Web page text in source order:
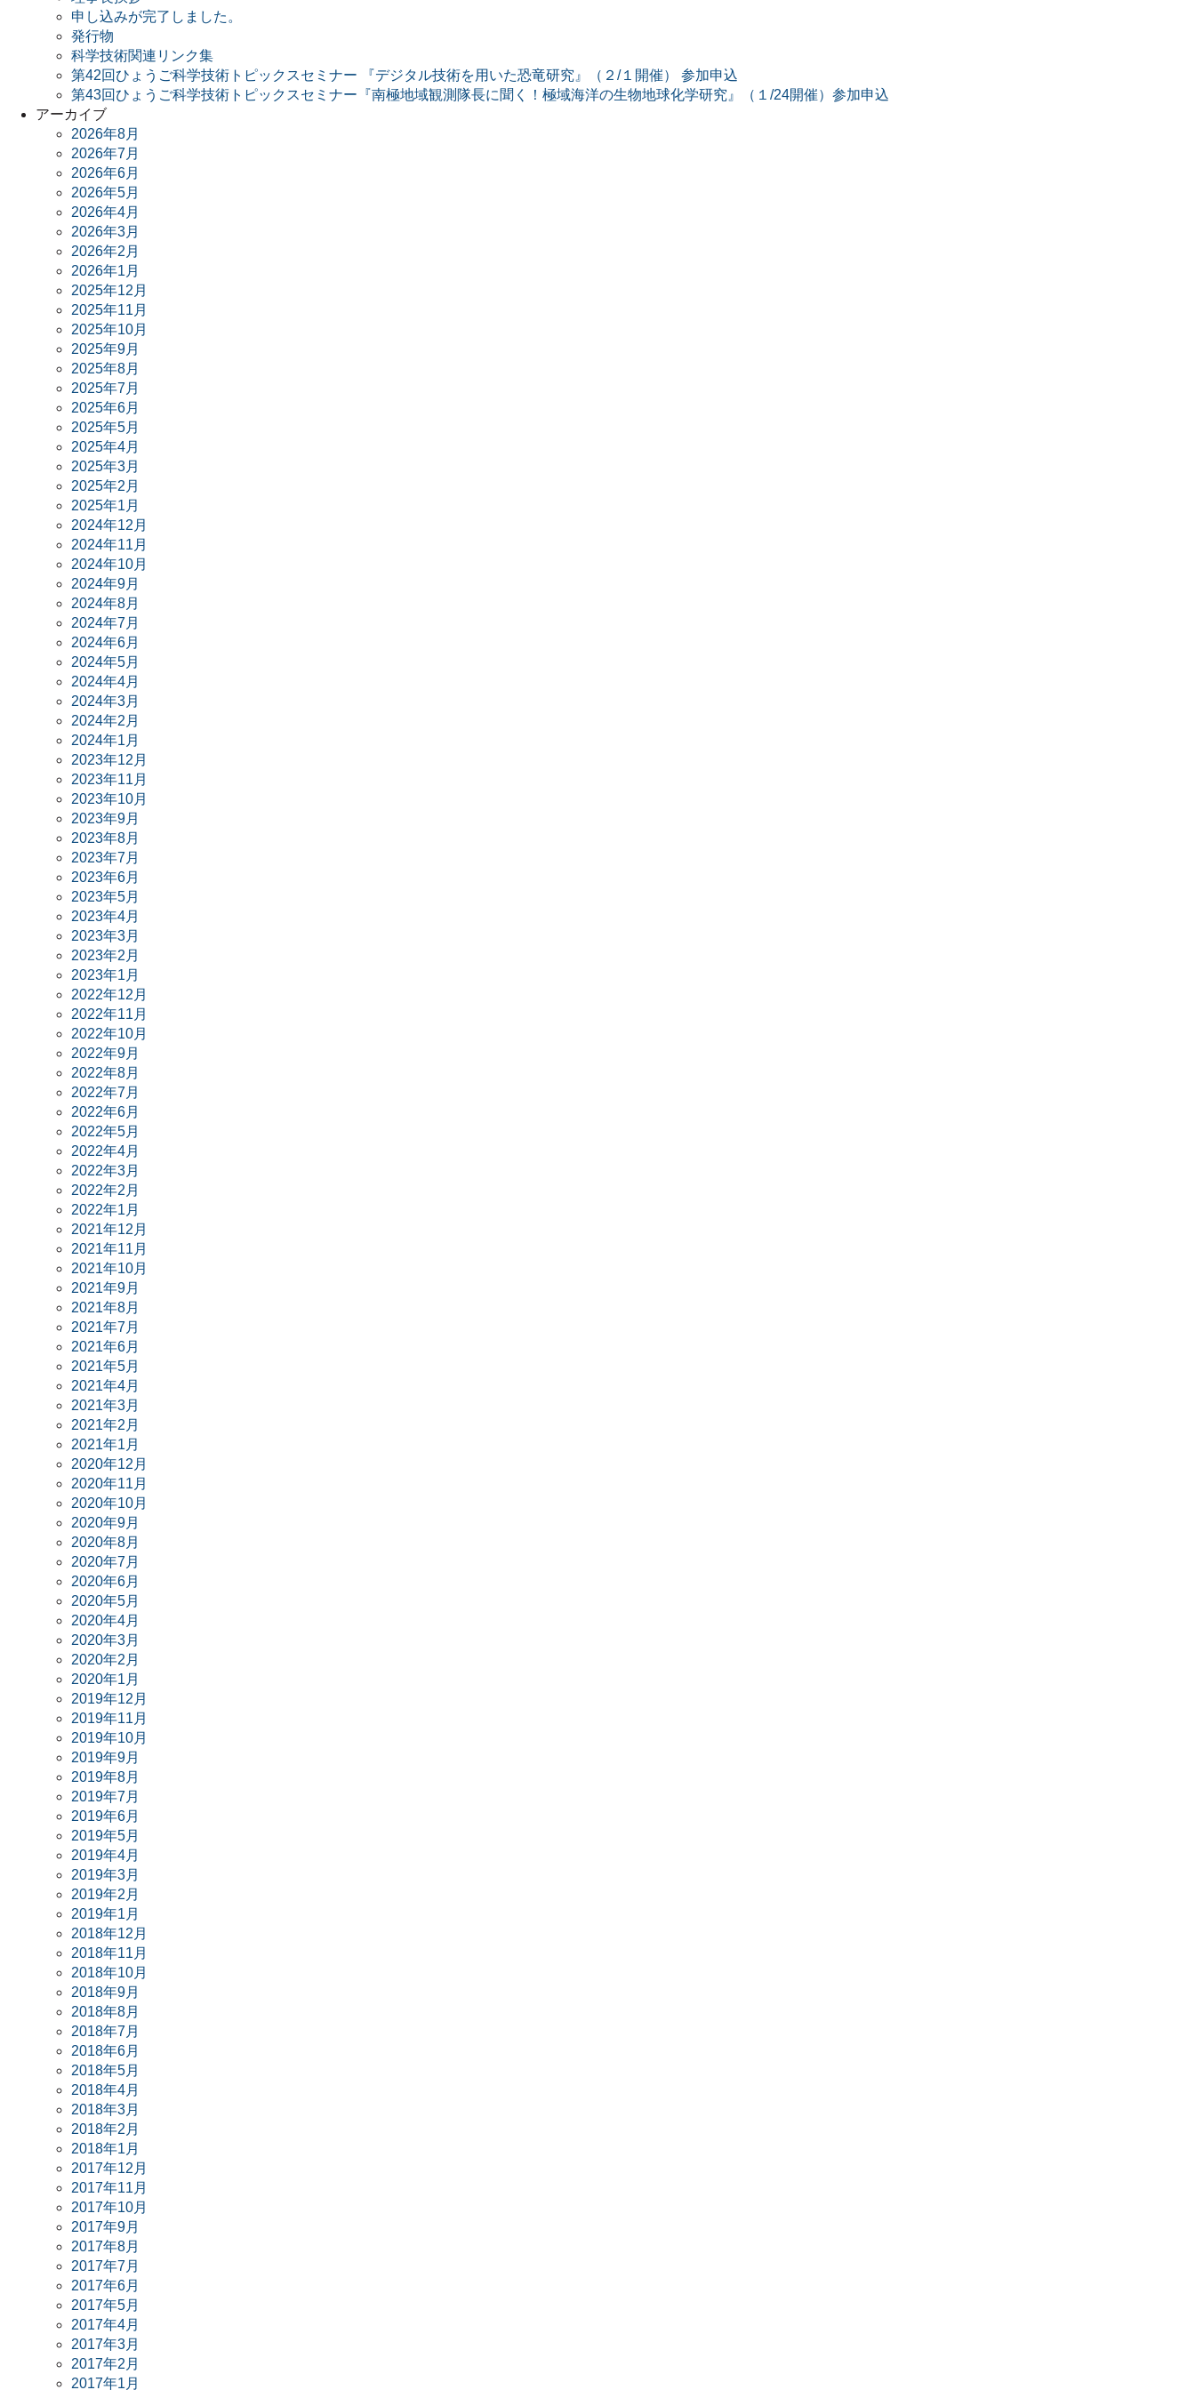
申し込みが完了しました。
発行物
科学技術関連リンク集
第42回ひょうご科学技術トピックスセミナー 『デジタル技術を用いた恐竜研究』（２/１開催） 参加申込
第43回ひょうご科学技術トピックスセミナー『南極地域観測隊長に聞く！極域海洋の生物地球化学研究』（１/24開催）参加申込
アーカイブ
2026年8月
2026年7月
2026年6月
2026年5月
2026年4月
2026年3月
2026年2月
2026年1月
2025年12月
2025年11月
2025年10月
2025年9月
2025年8月
2025年7月
2025年6月
2025年5月
2025年4月
2025年3月
2025年2月
2025年1月
2024年12月
2024年11月
2024年10月
2024年9月
2024年8月
2024年7月
2024年6月
2024年5月
2024年4月
2024年3月
2024年2月
2024年1月
2023年12月
2023年11月
2023年10月
2023年9月
2023年8月
2023年7月
2023年6月
2023年5月
2023年4月
2023年3月
2023年2月
2023年1月
2022年12月
2022年11月
2022年10月
2022年9月
2022年8月
2022年7月
2022年6月
2022年5月
2022年4月
2022年3月
2022年2月
2022年1月
2021年12月
2021年11月
2021年10月
2021年9月
2021年8月
2021年7月
2021年6月
2021年5月
2021年4月
2021年3月
2021年2月
2021年1月
2020年12月
2020年11月
2020年10月
2020年9月
2020年8月
2020年7月
2020年6月
2020年5月
2020年4月
2020年3月
2020年2月
2020年1月
2019年12月
2019年11月
2019年10月
2019年9月
2019年8月
2019年7月
2019年6月
2019年5月
2019年4月
2019年3月
2019年2月
2019年1月
2018年12月
2018年11月
2018年10月
2018年9月
2018年8月
2018年7月
2018年6月
2018年5月
2018年4月
2018年3月
2018年2月
2018年1月
2017年12月
2017年11月
2017年10月
2017年9月
2017年8月
2017年7月
2017年6月
2017年5月
2017年4月
2017年3月
2017年2月
2017年1月